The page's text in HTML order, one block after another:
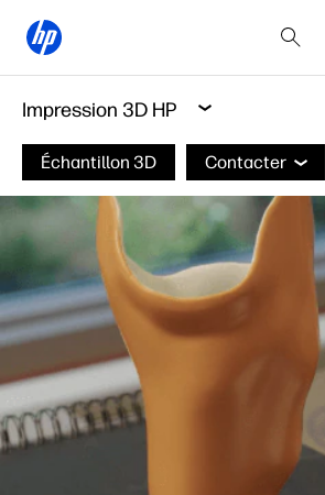
Impression 3D HP
Échantillon 3D Contacter